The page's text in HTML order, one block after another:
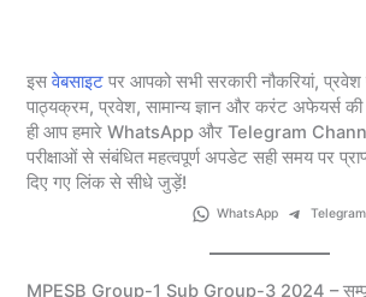
इसवेबसाइट पर आपको सभी सरकारी नौकरियां, प्रवेश
पाठ्यक्रम, प्रवेश, सामान्य ज्ञान और करंट अफेयर्स की
ही आप हमारे WhatsApp और Telegram
परीक्षाओं से संबंधित महत्वपूर्ण अपडेट सही समय पर
दिए गए लिंक से सीधे जुड़ें!
WhatsApp Telegram
MPESB Group-1 Sub Group-3 2024 –